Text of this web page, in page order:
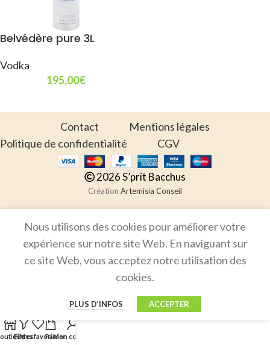
Belvédère pure 3L
Vodka
195,00€
Contact
Mentions légales
Politique de confidentialité
CGV
2026 S’prit Bacchus
Création Artemisia Conseil
Filtres
Mes favorisPanier
Mon compte
Nous utilisons des cookies pour améliorer votre
expérience sur notre site Web. En naviguant sur
ce site Web, vous acceptez notre utilisation des
cookies.
PLUS D’INFOS ACCEPTER